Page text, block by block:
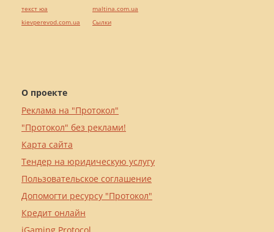
О проекте
Реклама на "Протокол"
"Протокол" без реклами!
Карта сайта
Тендер на юридическую услугу
Пользовательское соглашение
Допомогти ресурсу "Протокол"
Кредит онлайн
текст юа
kievperevod.com.ua
maltina.com.ua
Cылки